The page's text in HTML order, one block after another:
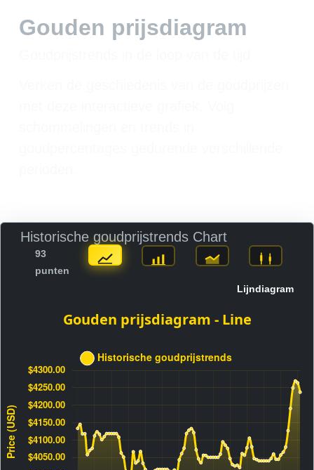
Gouden prijsdiagram
Historische goudprijstrends Chart
93
punten
Lijndiagram